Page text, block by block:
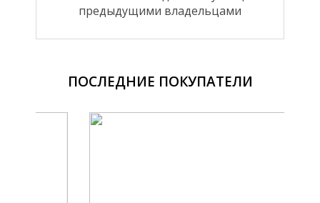
предыдущими владельцами
ПОСЛЕДНИЕ ПОКУПАТЕЛИ